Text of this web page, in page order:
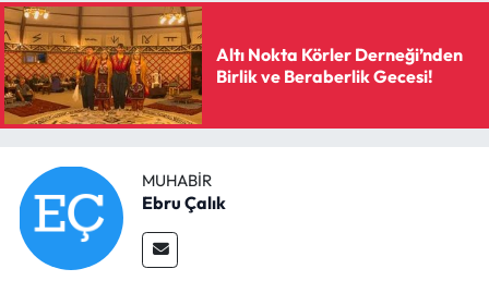
Altı Nokta Körler Derneği’nden
Birlik ve Beraberlik Gecesi!
MUHABIR
Ebru Çalık